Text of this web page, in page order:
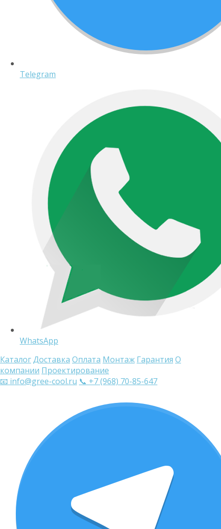
Telegram
WhatsApp
КаталогДоставка Оплата Монтаж Гарантия О
компании Проектирование
📧 info@gree-cool.ru 📞 +7 (968) 70-85-647